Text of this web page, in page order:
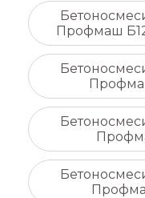
Профмаш